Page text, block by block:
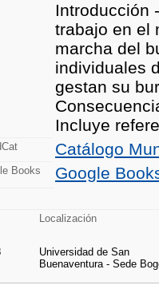
Introducción
trabajo en el
marcha del
individuales
gestan su
Incluye
Catálogo
Books Google
Localización
Universidad de San
Buenaventura - Sede